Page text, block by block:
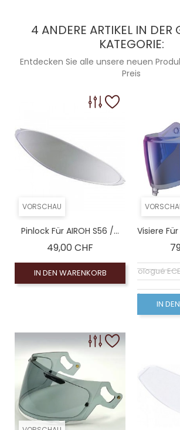
XL-(61)
XS-(54)
XS-(54)
S-(56)
M-(58)
M-(58)
4 ANDERE ARTIKEL IN DER
KATEGORIE:
Entdecken Sie alle unsere neuen
Preis
VORSCHAU
Pinlock Für AIROH S56 /...
49,00 CHF
IN DEN WARENKORB
Visiere Für
Ecran miror rose (homologué
Klarer Bildschirm
Ecran semi teinté 40/50%
Ecran miror rouge (homologué
Coloré (non homologué),
IN